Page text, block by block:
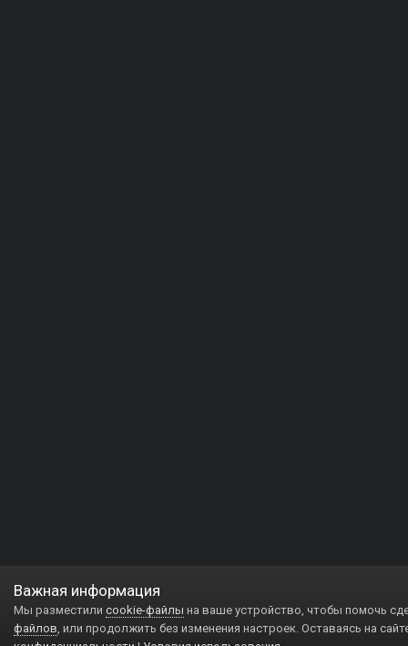
Важная информация
Мы разместили cookie-файлы на ваше устройство, чтобы помочь
файлов, или продолжить без изменения настроек. Оставаясь на